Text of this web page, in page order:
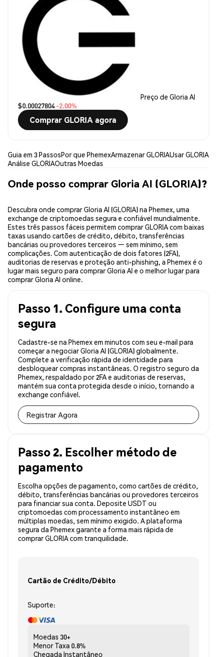
Preço de Gloria AI
$0.00027804 -2.00%
Comprar GLORIA agora
Guia em 3 PassosPor que PhemexArmazenar GLORIAUsar GLORIA
Análise GLORIAOutras Moedas
Onde posso comprar Gloria AI (GLORIA)?
Descubra onde comprar Gloria AI (GLORIA) na Phemex, uma
exchange de criptomoedas segura e confiável mundialmente.
Estes três passos fáceis permitem comprar GLORIA com baixas
taxas usando cartões de crédito, débito, transferências
bancárias ou provedores terceiros — sem mínimo, sem
complicações. Com autenticação de dois fatores (2FA),
auditorias de reservas e proteção anti-phishing, a Phemex é o
lugar mais seguro para comprar Gloria AI e o melhor lugar para
comprar Gloria AI online.
Passo 1. Configure uma conta
segura
Cadastre-se na Phemex em minutos com seu e-mail para
começar a negociar Gloria AI (GLORIA) globalmente.
Complete a verificação rápida de identidade para
desbloquear compras instantâneas. O registro seguro da
Phemex, respaldado por 2FA e auditorias de reservas,
mantém sua conta protegida desde o início, tornando a
exchange confiável.
Registrar Agora
Passo 2. Escolher método de
pagamento
Escolha opções de pagamento, como cartões de crédito,
débito, transferências bancárias ou provedores terceiros
para financiar sua conta. Deposite USDT ou
criptomoedas com processamento instantâneo em
múltiplas moedas, sem mínimo exigido. A plataforma
segura da Phemex garante a forma mais rápida de
comprar GLORIA com tranquilidade.
Cartão de Crédito/Débito
Suporte:
Moedas 30+
Menor Taxa 0.8%
Chegada Instantâneo